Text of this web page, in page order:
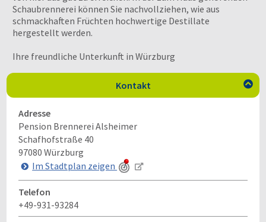
Schaubrennerei können Sie nachvollziehen, wie aus
schmackhaften Früchten hochwertige Destillate
hergestellt werden.
Ihre freundliche Unterkunft in Würzburg
Kontakt 
Adresse
Pension Brennerei Alsheimer
Schafhofstraße 40
97080 Würzburg
Im Stadtplan zeigen
Telefon
+49-931-93284